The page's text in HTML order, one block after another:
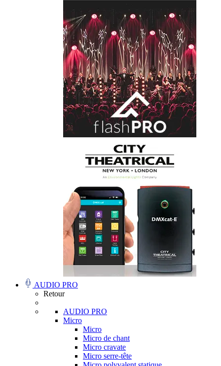
AUDIO PRO
Retour
AUDIO PRO
Micro
Micro
Micro de chant
Micro cravate
Micro serre-tête